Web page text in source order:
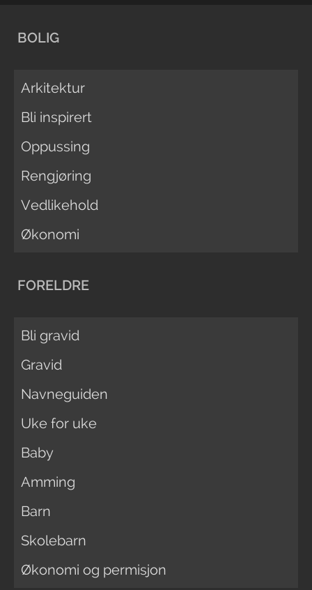
BOLIG
Arkitektur
Bli inspirert
Oppussing
Rengjøring
Vedlikehold
Økonomi
FORELDRE
Bli gravid
Gravid
Navneguiden
Uke for uke
Baby
Amming
Barn
Skolebarn
Økonomi og permisjon